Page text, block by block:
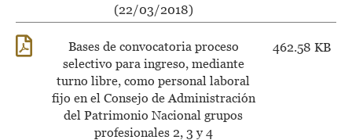
(22/03/2018)
Bases de convocatoria proceso
selectivo para ingreso, mediante
turno libre, como personal laboral
fijo en el Consejo de Administración
del Patrimonio Nacional grupos
profesionales 2, 3 y 4
462.58 KB